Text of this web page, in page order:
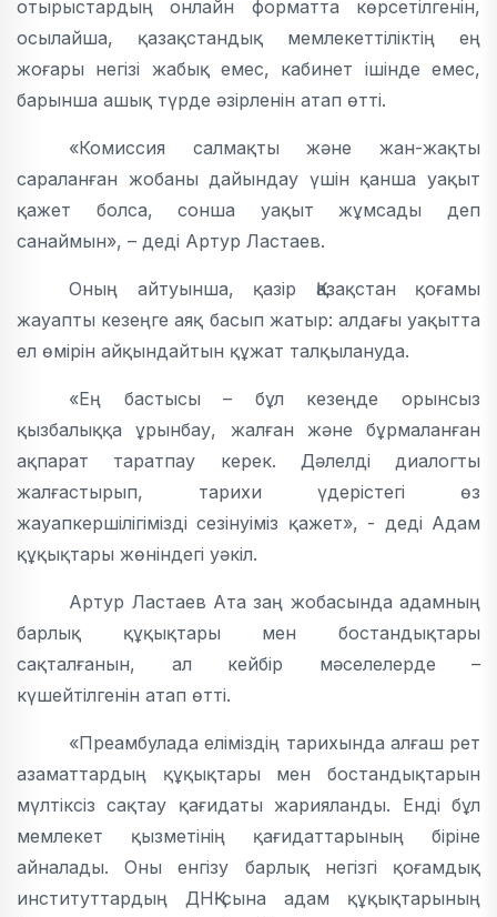
отырыстардың онлайн форматта көрсетілгенін,
осылайша, қазақстандық мемлекеттіліктің ең
жоғары негізі жабық емес, кабинет ішінде емес,
барынша ашық түрде әзірленін атап өтті.
«Комиссия салмақты және жан-жақты
сараланған жобаны дайындау үшін қанша уақыт
қажет болса, сонша уақыт жұмсады деп
санаймын», – деді Артур Ластаев.
Оның айтуынша, қазір Қазақстан қоғамы
жауапты кезеңге аяқ басып жатыр: алдағы уақытта
ел өмірін айқындайтын құжат талқылануда.
«Ең бастысы – бұл кезеңде орынсыз
қызбалыққа ұрынбау, жалған және бұрмаланған
ақпарат таратпау керек. Дәлелді диалогты
жалғастырып, тарихи үдерістегі өз
жауапкершілігімізді сезінуіміз қажет», - деді Адам
құқықтары жөніндегі уәкіл.
Артур Ластаев Ата заң жобасында адамның
барлық құқықтары мен бостандықтары
сақталғанын, ал кейбір мәселелерде –
күшейтілгенін атап өтті.
«Преамбулада еліміздің тарихында алғаш рет
азаматтардың құқықтары мен бостандықтарын
мүлтіксіз сақтау қағидаты жарияланды. Енді бұл
мемлекет қызметінің қағидаттарының біріне
айналады. Оны енгізу барлық негізгі қоғамдық
институттардың ДНҚ-сына адам құқықтарының